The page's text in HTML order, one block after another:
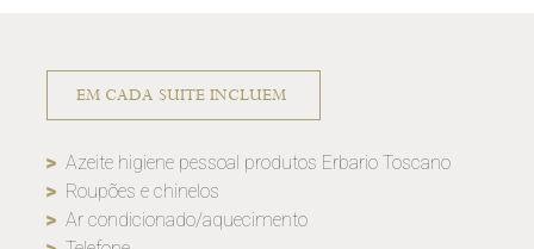
EM CADA SUITE INCLUEM
Azeite higiene pessoal produtos Erbario Toscano
Roupões e chinelos
Ar condicionado/aquecimento